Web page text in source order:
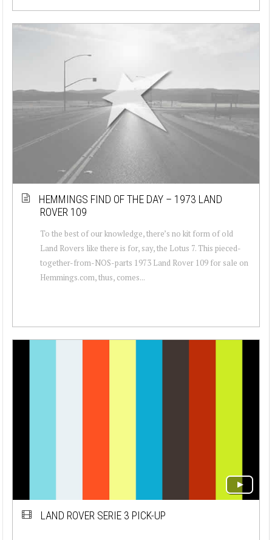
HEMMINGS FIND OF THE DAY – 1973 LAND
ROVER 109
To the best of our knowledge, there’s no kit form of old
Land Rovers like there is for, say, the Lotus 7. This pieced-
together-from-NOS-parts 1973 Land Rover 109 for sale on
Hemmings.com, thus, comes...
LAND ROVER SERIE 3 PICK-UP